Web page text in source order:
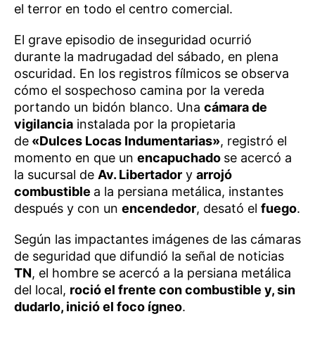
el terror en todo el centro comercial.
El grave episodio de inseguridad ocurrió
durante la madrugadad del sábado, en plena
oscuridad. En los registros fílmicos se observa
cómo el sospechoso camina por la vereda
portando un bidón blanco. Una cámara de
vigilancia instalada por la propietaria
de «Dulces Locas Indumentarias», registró el
momento en que un encapuchado se acercó a
la sucursal de Av. Libertador y arrojó
combustible a la persiana metálica, instantes
después y con un encendedor, desató el fuego.
Según las impactantes imágenes de las cámaras
de seguridad que difundió la señal de noticias
TN, el hombre se acercó a la persiana metálica
del local, roció el frente con combustible y, sin
dudarlo, inició el foco ígneo.